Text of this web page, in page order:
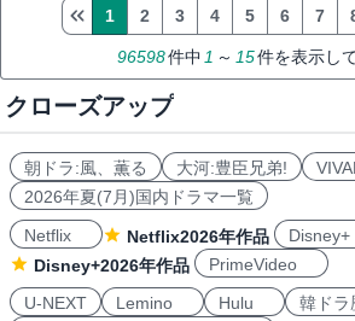
96598件中 1 ～ 15件を表示し
1 2 3 4 5 6 7
クローズアップ
朝ドラ:風、薫る 大河:豊臣兄弟!
2026年夏(7月)国内ドラマ一覧
Netflix
Netflix2026年作品
Disney+2026年作品
PrimeVideo
U-NEXT
Lemino Hulu
韓ドラ